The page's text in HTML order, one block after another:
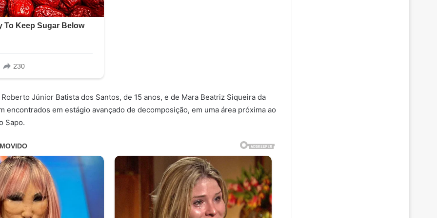
Júnior Batista dos Santos, de 15 anos, e de Mara Beatriz Siqueira da
encontrados em estágio avançado de decomposição, em uma área próxima ao
Sapo.